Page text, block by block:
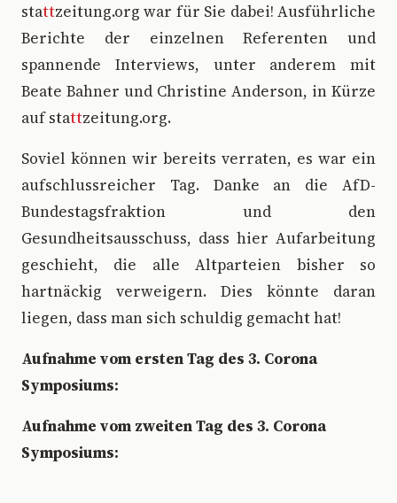
stattzeitung.org war für Sie dabei! Ausführliche
Berichte der einzelnen Referenten und
spannende Interviews, unter anderem mit
Beate Bahner und Christine Anderson, in Kürze
auf stattzeitung.org.
Soviel können wir bereits verraten, es war ein
aufschlussreicher Tag. Danke an die AfD-
Bundestagsfraktion und den
Gesundheitsausschuss, dass hier Aufarbeitung
geschieht, die alle Altparteien bisher so
hartnäckig verweigern. Dies könnte daran
liegen, dass man sich schuldig gemacht hat!
Aufnahme vom ersten Tag des 3. Corona
Symposiums:
Aufnahme vom zweiten Tag des 3. Corona
Symposiums: